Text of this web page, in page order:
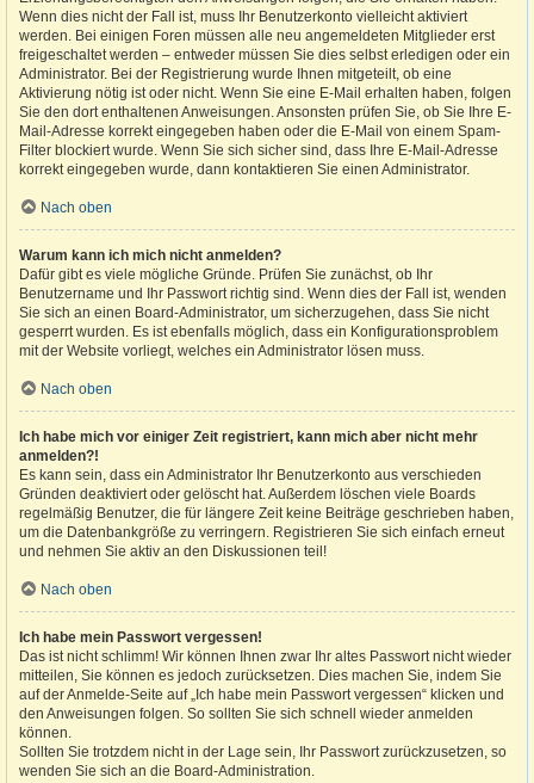
Wenn dies nicht der Fall ist, muss Ihr Benutzerkonto vielleicht aktiviert
werden. Bei einigen Foren müssen alle neu angemeldeten Mitglieder erst
freigeschaltet werden – entweder müssen Sie dies selbst erledigen oder ein
Administrator. Bei der Registrierung wurde Ihnen mitgeteilt, ob eine
Aktivierung nötig ist oder nicht. Wenn Sie eine E-Mail erhalten haben, folgen
Sie den dort enthaltenen Anweisungen. Ansonsten prüfen Sie, ob Sie Ihre E-
Mail-Adresse korrekt eingegeben haben oder die E-Mail von einem Spam-
Filter blockiert wurde. Wenn Sie sich sicher sind, dass Ihre E-Mail-Adresse
korrekt eingegeben wurde, dann kontaktieren Sie einen Administrator.
Nach oben
Warum kann ich mich nicht anmelden?
Dafür gibt es viele mögliche Gründe. Prüfen Sie zunächst, ob Ihr
Benutzername und Ihr Passwort richtig sind. Wenn dies der Fall ist, wenden
Sie sich an einen Board-Administrator, um sicherzugehen, dass Sie nicht
gesperrt wurden. Es ist ebenfalls möglich, dass ein Konfigurationsproblem
mit der Website vorliegt, welches ein Administrator lösen muss.
Nach oben
Ich habe mich vor einiger Zeit registriert, kann mich aber nicht mehr
anmelden?!
Es kann sein, dass ein Administrator Ihr Benutzerkonto aus verschieden
Gründen deaktiviert oder gelöscht hat. Außerdem löschen viele Boards
regelmäßig Benutzer, die für längere Zeit keine Beiträge geschrieben haben,
um die Datenbankgröße zu verringern. Registrieren Sie sich einfach erneut
und nehmen Sie aktiv an den Diskussionen teil!
Nach oben
Ich habe mein Passwort vergessen!
Das ist nicht schlimm! Wir können Ihnen zwar Ihr altes Passwort nicht wieder
mitteilen, Sie können es jedoch zurücksetzen. Dies machen Sie, indem Sie
auf der Anmelde-Seite auf „Ich habe mein Passwort vergessen“ klicken und
den Anweisungen folgen. So sollten Sie sich schnell wieder anmelden
können.
Sollten Sie trotzdem nicht in der Lage sein, Ihr Passwort zurückzusetzen, so
wenden Sie sich an die Board-Administration.